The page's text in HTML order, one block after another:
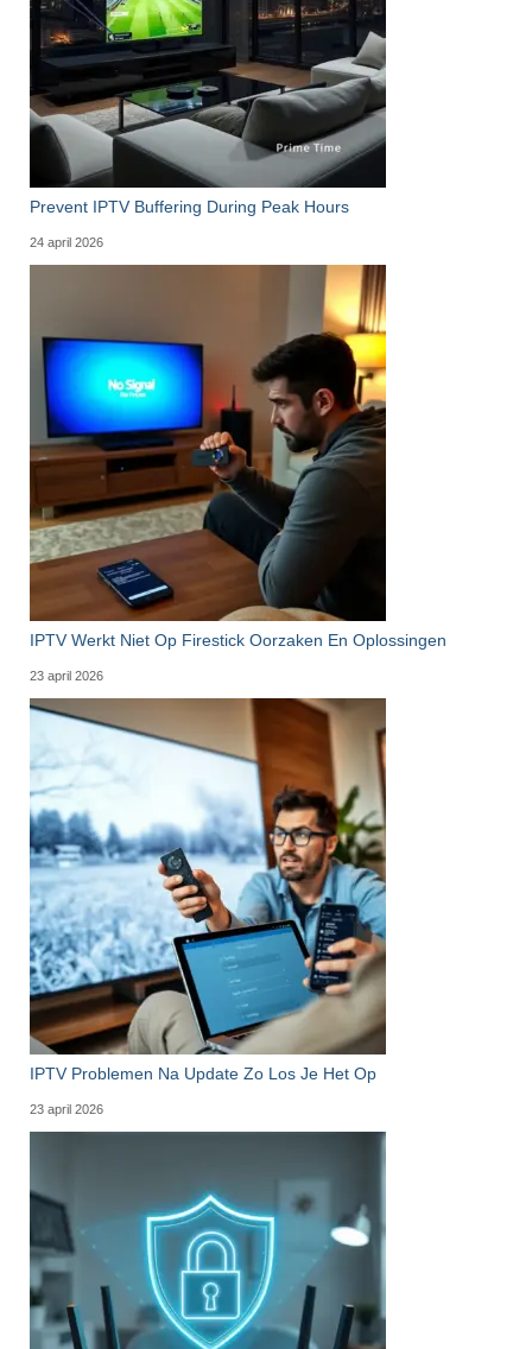
Prevent IPTV Buffering During Peak Hours
24 april 2026
IPTV Werkt Niet Op Firestick Oorzaken En Oplossingen
23 april 2026
IPTV Problemen Na Update Zo Los Je Het Op
23 april 2026